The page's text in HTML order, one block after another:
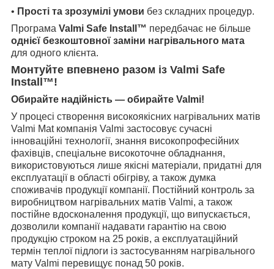
• Прості та зрозумілі умови без складних процедур.
Програма Valmi Safe Install™ передбачає не більше
однієї безкоштовної заміни нагрівального мата
для одного клієнта.
Монтуйте впевнено разом із Valmi Safe
Install™!
Обирайте надійність — обирайте Valmi!
У процесі створення високоякісних нагрівальних матів
Valmi Mat компанія Valmi застосовує сучасні
інноваційні технології, знання високопрофесійних
фахівців, спеціальне високоточне обладнання,
використовуються лише якісні матеріали, придатні для
експлуатації в області обігріву, а також думка
споживачів продукції компанії. Постійний контроль за
виробництвом нагрівальних матів Valmi, а також
постійне вдосконалення продукції, що випускається,
дозволили компанії надавати гарантію на свою
продукцію строком на 25 років, а експлуатаційний
термін теплої підлоги із застосуванням нагрівального
мату Valmi перевищує понад 50 років.